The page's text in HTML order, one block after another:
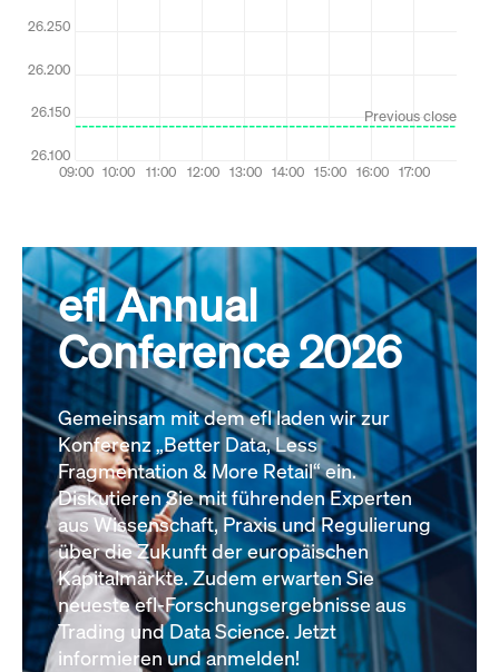
efl Annual
Conference 2026
Gemeinsam mit dem efl laden wir zur
Konferenz „Better Data, Less
Fragmentation & More Retail“ ein.
Diskutieren Sie mit führenden Experten
aus Wissenschaft, Praxis und Regulierung
über die Zukunft der europäischen
Kapitalmärkte. Zudem erwarten Sie
neueste efl-Forschungsergebnisse aus
Trading und Data Science. Jetzt
informieren und anmelden!